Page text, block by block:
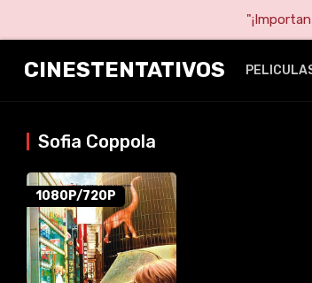
CINESTENTATIVOS
Sofia Coppola
1080P/720P